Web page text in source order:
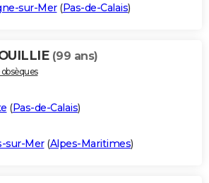
sur-Mer(Pas-de-Calais)
(99 ans)
(Pas-de-Calais)
sur-Mer(Alpes-Maritimes)